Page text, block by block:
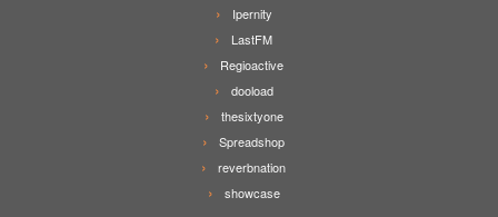
Ipernity
LastFM
Regioactive
dooload
thesixtyone
Spreadshop
reverbnation
showcase